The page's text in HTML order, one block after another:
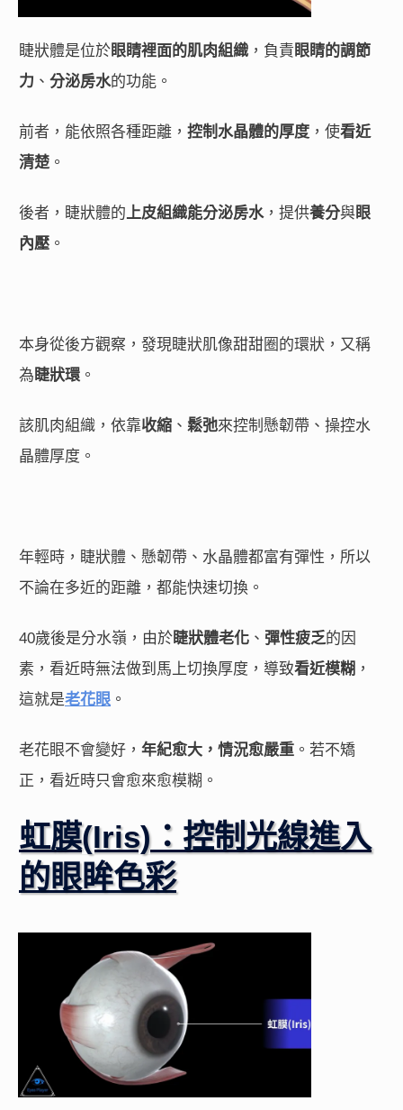
睫狀體是位於眼睛裡面的肌肉組織 ，負責 眼睛的調節
力 、 分泌房水的功能。
前者，能依照各種距離， 控制水晶體的厚度 ，使看近
清楚 。
後者，睫狀體的 上皮組織能分泌房水，提供養分與眼
內壓 。
本身從後方觀察，發現睫狀肌像甜甜圈的環狀，又稱
為 睫狀環 。
該肌肉組織，依靠收縮 、 鬆弛來控制懸韌帶、操控水
晶體厚度。
年輕時，睫狀體、懸韌帶、水晶體都富有彈性，所以
不論在多近的距離，都能快速切換。
40歲後是分水嶺，由於睫狀體老化 、 彈性疲乏的因
素，看近時無法做到馬上切換厚度，導致看近模糊 ，
這就是老花眼 。
老花眼不會變好， 年紀愈大，情況愈嚴重 。若不矯
正，看近時只會愈來愈模糊。
虹膜(Iris)：控制光線進入
的眼眸色彩